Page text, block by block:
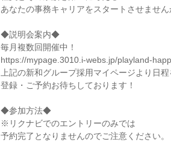
あなたの事務キャリアをスタートさせません
◆説明会案内◆
毎月複数回開催中！
https://mypage.3010.i-webs.jp/playland-
上記の新和グループ採用マイページより日
登録・ご予約お待ちしております！
◆参加方法◆
※リクナビでのエントリーのみでは
予約完了となりませんのでご注意ください。